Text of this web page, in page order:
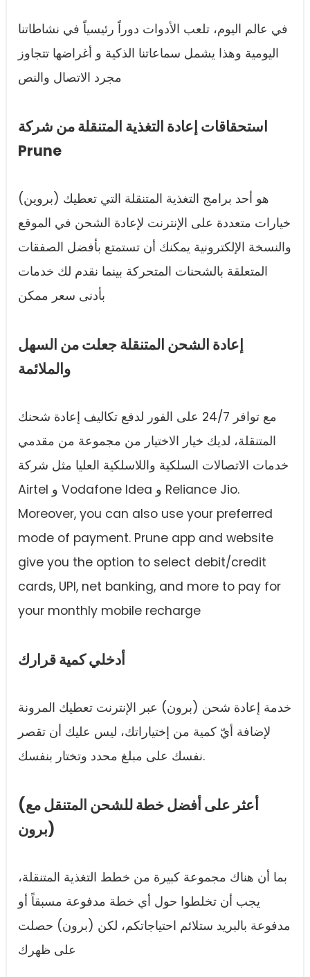
في عالم اليوم، تلعب الأدوات دوراً رئيسياً في نشاطاتنا
اليومية وهذا يشمل سماعاتنا الذكية و أغراضها تتجاوز
مجرد الاتصال والنص
استحقاقات إعادة التغذية المتنقلة من شركة
Prune
(بروين) هو أحد برامج التغذية المتنقلة التي تعطيك
خيارات متعددة على الإنترنت لإعادة الشحن في الموقع
والنسخة الإلكترونية يمكنك أن تستمتع بأفضل الصفقات
المتعلقة بالشحنات المتحركة بينما نقدم لك خدمات
بأدنى سعر ممكن
إعادة الشحن المتنقلة جعلت من السهل
والملائمة
مع توافر 24/7 على الفور لدفع تكاليف إعادة شحنك
المتنقلة، لديك خيار الاختيار من مجموعة من مقدمي
خدمات الاتصالات السلكية واللاسلكية العليا مثل شركة
Airtel و Vodafone Idea و Reliance Jio.
Moreover, you can also use your preferred
mode of payment. Prune app and website
give you the option to select debit/credit
cards, UPI, net banking, and more to pay for
your monthly mobile recharge
أدخلي كمية قرارك
خدمة إعادة شحن (برون) عبر الإنترنت تعطيك المرونة
لإضافة أيّ كمية من إختياراتك، ليس عليك أن تقصر
نفسك على مبلغ محدد وتختار بنفسك.
(أعثر على أفضل خطة للشحن المتنقل مع
(برون
بما أن هناك مجموعة كبيرة من خطط التغذية المتنقلة،
يجب أن تخلطوا حول أي خطة مدفوعة مسبقاً أو
مدفوعة بالبريد ستلائم احتياجاتكم، لكن (برون) حصلت
على ظهرك